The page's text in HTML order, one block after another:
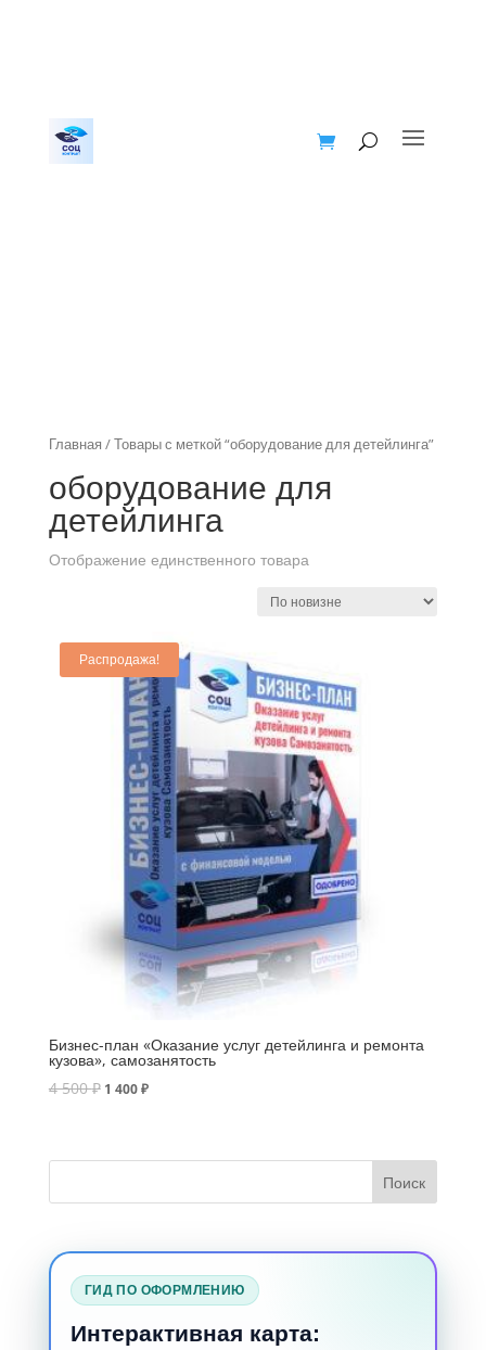
Главная / Товары с меткой “оборудование для детейлинга”
оборудование для
детейлинга
Отображение единственного товара
Распродажа!
Бизнес-план «Оказание услуг детейлинга и ремонта
кузова», самозанятость
4 500₽ 1 400₽
ГИД ПО ОФОРМЛЕНИЮ
Интерактивная карта: